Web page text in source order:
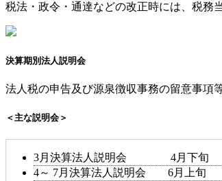
税法・政令・通達などの改正時には、税務
決算期別法人説明会
法人税の申告及び源泉徴収事務の留意事項
＜主な説明会＞
3月決算法人説明会 4月下旬
4～ 7月決算法人説明会 6月上旬